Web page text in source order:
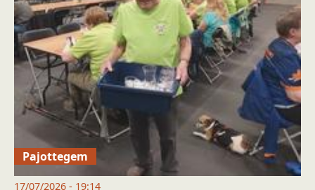
Pajottegem
17/07/2026 - 19:14